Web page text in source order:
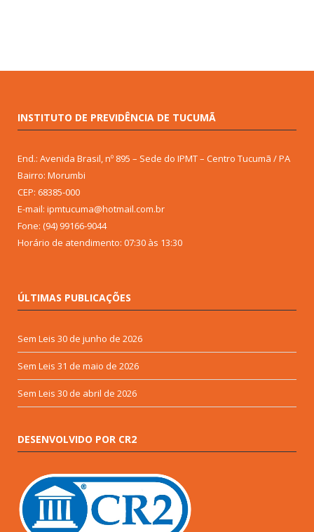
INSTITUTO DE PREVIDÊNCIA DE TUCUMÃ
End.: Avenida Brasil, nº 895 – Sede do IPMT – Centro Tucumã / PA
Bairro: Morumbi
CEP: 68385-000
E-mail: ipmtucuma@hotmail.com.br
Fone: (94) 99166-9044
Horário de atendimento: 07:30 às 13:30
ÚLTIMAS PUBLICAÇÕES
Sem Leis 30 de junho de 2026
Sem Leis 31 de maio de 2026
Sem Leis 30 de abril de 2026
DESENVOLVIDO POR CR2